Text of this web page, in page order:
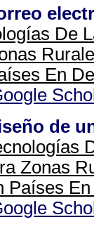
De
En
de
Zonas
Países